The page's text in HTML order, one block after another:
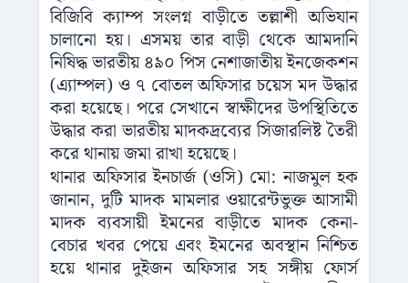
বিজিবি ক্যাম্প সংলগ্ন বাড়ীতে তল্লাশী অভিযান
চালানো হয়। এসময় তার বাড়ী থেকে আমদানি
নিষিদ্ধ ভারতীয় ৪৯০ পিস নেশাজাতীয় ইনজেকশন
(এ্যাম্পল) ও ৭ বোতল অফিসার চয়েস মদ উদ্ধার
করা হয়েছে। পরে সেখানে স্বাক্ষীদের উপস্থিতিতে
উদ্ধার করা ভারতীয় মাদকদ্রব্যের সিজারলিষ্ট তৈরী
করে থানায় জমা রাখা হয়েছে।
থানার অফিসার ইনচার্জ (ওসি) মো: নাজমুল হক
জানান, দুটি মাদক মামলার ওয়ারেন্টভুক্ত আসামী
মাদক ব্যবসায়ী ইমনের বাড়ীতে মাদক কেনা-
বেচার খবর পেয়ে এবং ইমনের অবস্থান নিশ্চিত
হয়ে থানার দুইজন অফিসার সহ সঙ্গীয় ফোর্স